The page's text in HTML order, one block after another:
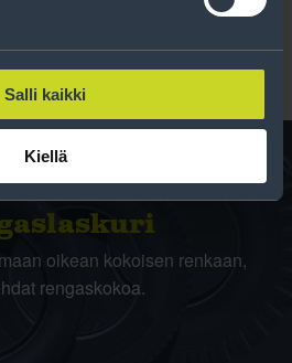
Salli kaikki
Kiellä
oikean kokoisen renkaan,
rengaskokoa.